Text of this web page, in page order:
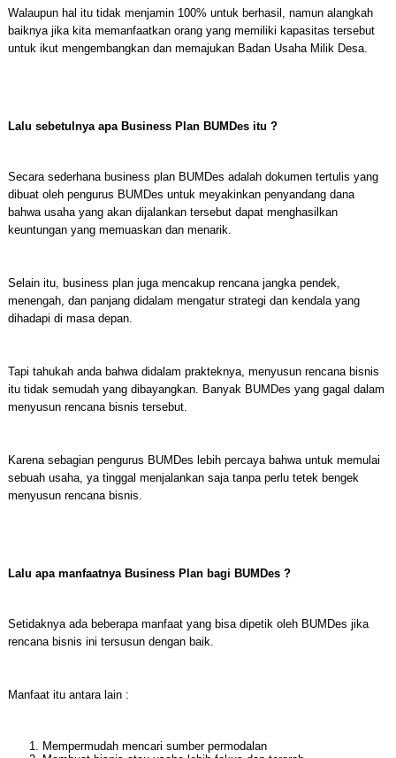
Walaupun hal itu tidak menjamin 100% untuk berhasil, namun alangkah
baiknya jika kita memanfaatkan orang yang memiliki kapasitas tersebut
untuk ikut mengembangkan dan memajukan Badan Usaha Milik Desa.
Lalu sebetulnya apa Business Plan BUMDes itu ?
Secara sederhana business plan BUMDes adalah dokumen tertulis yang
dibuat oleh pengurus BUMDes untuk meyakinkan penyandang dana
bahwa usaha yang akan dijalankan tersebut dapat menghasilkan
keuntungan yang memuaskan dan menarik.
Selain itu, business plan juga mencakup rencana jangka pendek,
menengah, dan panjang didalam mengatur strategi dan kendala yang
dihadapi di masa depan.
Tapi tahukah anda bahwa didalam prakteknya, menyusun rencana bisnis
itu tidak semudah yang dibayangkan. Banyak BUMDes yang gagal dalam
menyusun rencana bisnis tersebut.
Karena sebagian pengurus BUMDes lebih percaya bahwa untuk memulai
sebuah usaha, ya tinggal menjalankan saja tanpa perlu tetek bengek
menyusun rencana bisnis.
Lalu apa manfaatnya Business Plan bagi BUMDes ?
Setidaknya ada beberapa manfaat yang bisa dipetik oleh BUMDes jika
rencana bisnis ini tersusun dengan baik.
Manfaat itu antara lain :
Mempermudah mencari sumber permodalan